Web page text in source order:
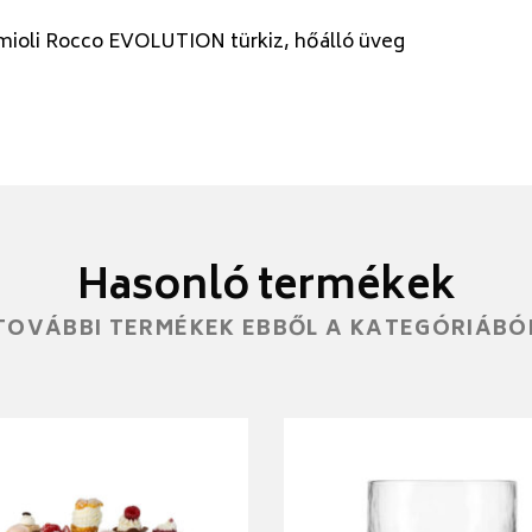
Rocco EVOLUTION türkiz, hőálló üveg
Hasonló termékek
TERMÉKEK EBBŐL A